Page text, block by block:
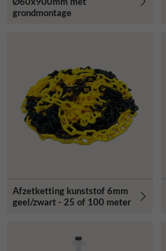
grondmontage
Afzetketting kunststof 6mm
geel/zwart - 25 of 100 meter